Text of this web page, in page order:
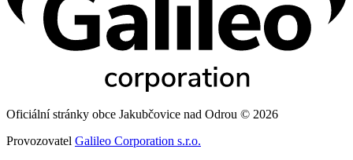
Oficiální stránky obce Jakubčovice nad Odrou © 2026
Provozovatel Galileo Corporation s.r.o.